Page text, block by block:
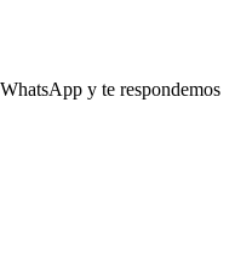
y te respondemos